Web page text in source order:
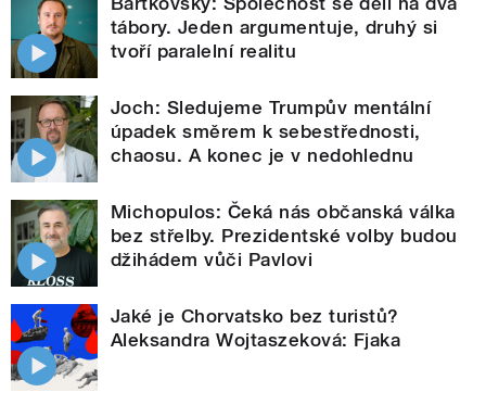
tábory. Jeden argumentuje, druhý si
tvoří paralelní realitu
Joch: Sledujeme Trumpův mentální
úpadek směrem k sebestřednosti,
chaosu. A konec je v nedohlednu
Michopulos: Čeká nás občanská válka
bez střelby. Prezidentské volby budou
džihádem vůči Pavlovi
Jaké je Chorvatsko bez turistů?
Aleksandra Wojtaszeková: Fjaka